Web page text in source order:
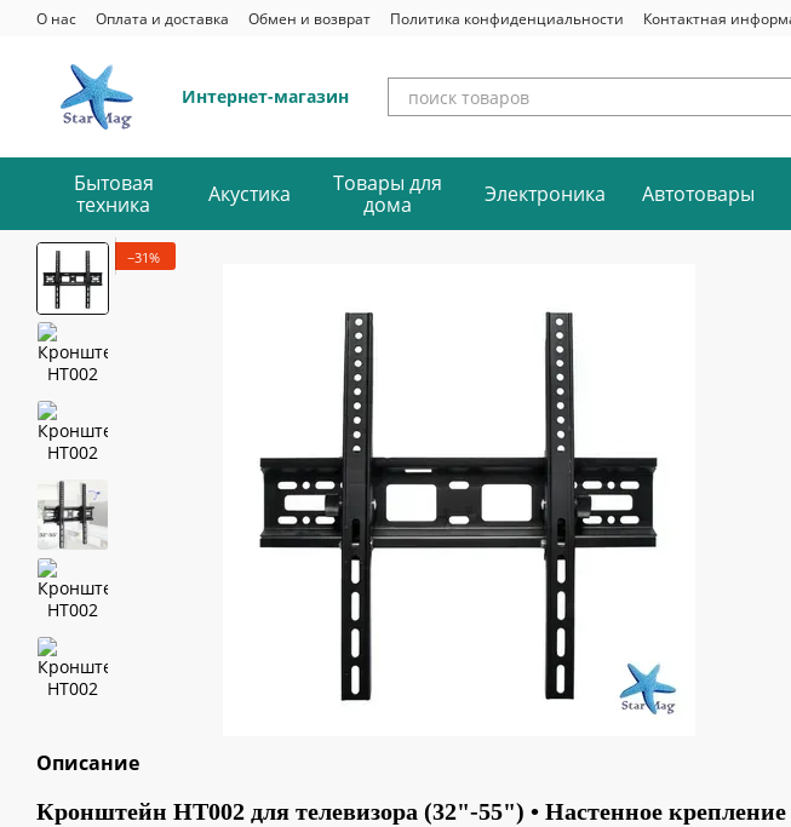
Перейти к основному контенту
О нас Оплата и доставка Обмен и возврат Политика конфиденциальности Контактная
Интернет-магазин
Бытовая
техника
Акустика
Товары для
дома
Электроника Автотовары
−31%
Описание
Кронштейн HT002 для телевизора (32"-55") • Настенное крепление